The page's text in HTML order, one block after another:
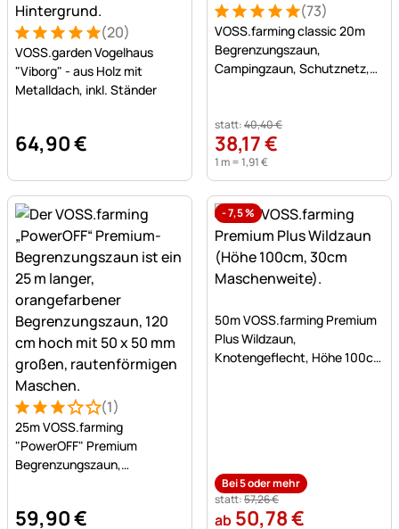
Bewertung: 5 von 5 (20 Bewertungen)
20 Bewertungen
(20)
VOSS.garden Vogelhaus
"Viborg" - aus Holz mit
Metalldach, inkl. Ständer
64,90€
Bewertung: 5 von 5 (73
73 Bewertungen
(73)
VOSS.farming classic 20m
Begrenzungszaun,
Campingzaun, Schutznetz,
statt:40,40€
38,17€
1 m =1,91€
Bewertung: 3 von 5 (1 Bewertungen)
1 Bewertung(1)
25m VOSS.farming
"PowerOFF" Premium
Begrenzungszaun,
59,90€
-7,5%
50m VOSS.farming Premium
Plus Wildzaun,
Knotengeflecht, Höhe 100cm
Bei 5 oder mehr
statt:57,26€
ab 50,78€